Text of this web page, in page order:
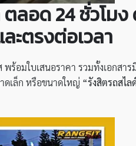
ตลอด 24 ชั่วโม
ตรงต่อเวลา
ร้อมใบเสนอราคา รวมทั้งเอกสา
ดเล็ก หรือขนาดใหญ่ “รังสิตรถสไล